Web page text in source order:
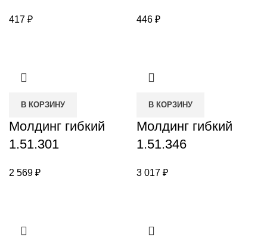
417 ₽ 446 ₽
В КОРЗИНУ
Молдинг гибкий
1.51.301
2 569 ₽
В КОРЗИНУ
Молдинг гибкий
1.51.346
3 017 ₽